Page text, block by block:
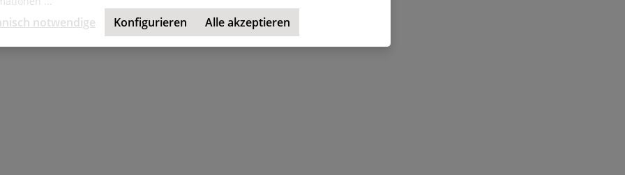
notwendige Konfigurieren Alle akzeptieren